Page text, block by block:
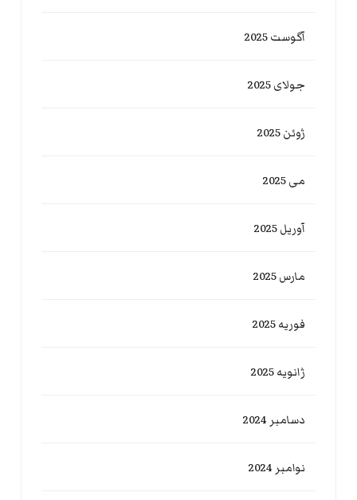
آگوست 2025
جولای 2025
ژوئن 2025
می 2025
آوریل 2025
مارس 2025
فوریه 2025
ژانویه 2025
دسامبر 2024
نوامبر 2024